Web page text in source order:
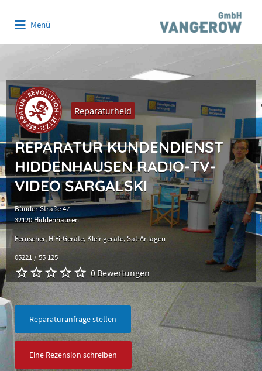
Menü
Reparaturheld
REPARATUR KUNDENDIENST
HIDDENHAUSEN RADIO-TV-
VIDEO SARGALSKI
Bünder Straße 47
32120 Hiddenhausen
Fernseher HiFi-Geräte Kleingeräte Sat-Anlagen
05221 / 55 125
0 Bewertungen
Reparaturanfrage stellen
Eine Rezension schreiben